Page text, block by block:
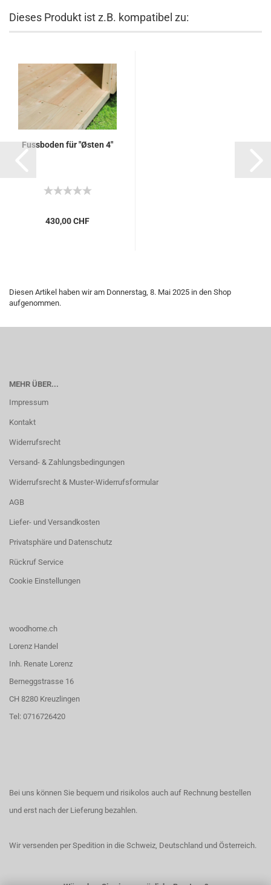
Dieses Produkt ist z.B. kompatibel zu:
Fussboden für "Østen 4"
430,00 CHF
Diesen Artikel haben wir am Donnerstag, 8. Mai 2025 in den Shop
aufgenommen.
MEHR ÜBER...
Impressum
Kontakt
Widerrufsrecht
Versand- & Zahlungsbedingungen
Widerrufsrecht & Muster-Widerrufsformular
AGB
Liefer- und Versandkosten
Privatsphäre und Datenschutz
Rückruf Service
Cookie Einstellungen
woodhome.ch
Lorenz Handel
Inh. Renate Lorenz
Berneggstrasse 16
CH 8280 Kreuzlingen
Tel: 0716726420
Bei uns können Sie bequem und risikolos auch auf Rechnung bestellen
und erst nach der Lieferung bezahlen.
Wir versenden per Spedition in die Schweiz, Deutschland und Österreich.